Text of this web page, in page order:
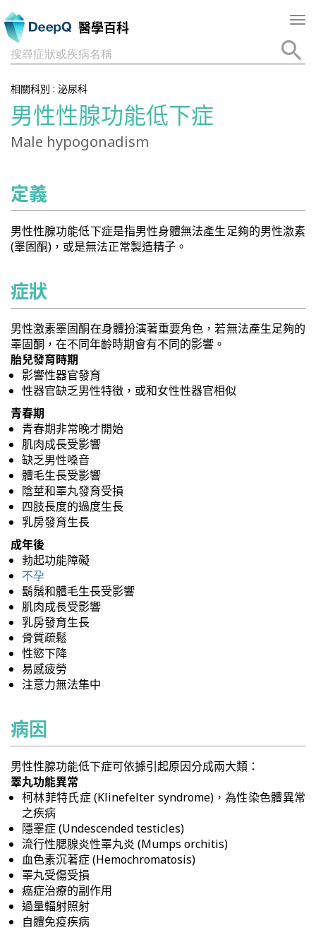
醫學百科
搜尋症狀或疾病名稱
相關科別 : 泌尿科
男性性腺功能低下症
Male hypogonadism
定義
男性性腺功能低下症是指男性身體無法產生足夠的男性激素
(睪固酮)，或是無法正常製造精子。
症狀
男性激素睪固酮在身體扮演著重要角色，若無法產生足夠的
睪固酮，在不同年齡時期會有不同的影響。
胎兒發育時期
影響性器官發育
性器官缺乏男性特徵，或和女性性器官相似
青春期
青春期非常晚才開始
肌肉成長受影響
缺乏男性嗓音
體毛生長受影響
陰莖和睪丸發育受損
四肢長度的過度生長
乳房發育生長
成年後
勃起功能障礙
不孕
鬍鬚和體毛生長受影響
肌肉成長受影響
乳房發育生長
骨質疏鬆
性慾下降
易感疲勞
注意力無法集中
病因
男性性腺功能低下症可依據引起原因分成兩大類：
睪丸功能異常
柯林菲特氏症 (Klinefelter syndrome)，為性染色體異常
之疾病
隱睪症 (Undescended testicles)
流行性腮腺炎性睪丸炎 (Mumps orchitis)
血色素沉著症 (Hemochromatosis)
睪丸受傷受損
癌症治療的副作用
過量輻射照射
自體免疫疾病